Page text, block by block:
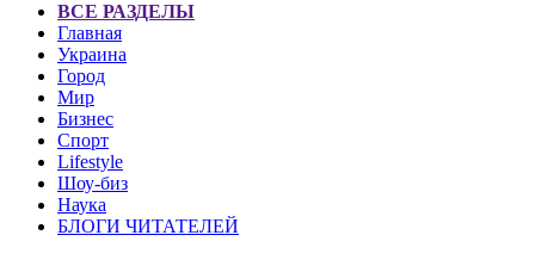
ВСЕ РАЗДЕЛЫ
Главная
Украина
Город
Мир
Бизнес
Спорт
Lifestyle
Шоу-биз
Наука
БЛОГИ ЧИТАТЕЛЕЙ